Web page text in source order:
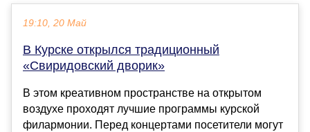
19:10, 20 Май
В Курске открылся традиционный
«Свиридовский дворик»
В этом креативном пространстве на открытом
воздухе проходят лучшие программы курской
филармонии. Перед концертами посетители могут